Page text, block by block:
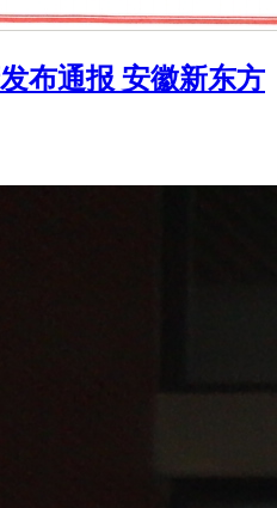
布通报 安徽新东方